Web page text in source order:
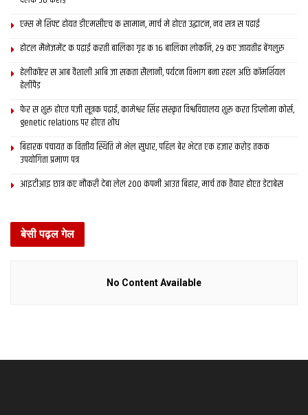
maithili news maithili newspaper
mithila news patna saharsa इ-समाद इपेपर दरभंगा
बिहार मिथिला मिथिला समाचार मिथिला समाद मैथिली समाचार
एम्स मे शिफ्ट होयत डीएमसीएच क सामान, मार्च मे होएत उद्घाटन, नव सत्र स पढाई
होटल मैनेजमेंट क पढ़ाई करती बालिका गृह क 16 बालिका लोकनि, 29 कए जायतीह बेंगलुरु
हेलीकॉप्टर स आब वैशाली आबि जा सकता सैलानी, पर्यटन विभाग बना रहल अछि कॉमर्शियल
हेलीपैड
फेर स शुरू होएत पंजी सूत्रक पढाई, कामेश्वर सिंह संस्कृत विश्वविद्यालय शुरू करत डिप्लोमा कोर्स,
genetic relations पर होएत शोध
बिहारक पंचायत क वित्‍तीय स्थिति मे भेल सुधार, पहिल बेर भेटत एक हजार करोड़ तकक
उपयोगिता प्रमाण पत्र
आइटीआइ छात्र कए नौकरी देबा लेल 200 कंपनी आउत बिहार, मार्च तक तैयार होएत डेटाबेस
बेसी पढ़ल गेल
No Content Available